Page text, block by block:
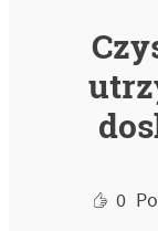
0